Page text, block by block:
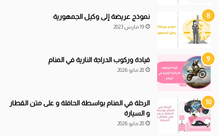
نموذج عريضة إلى وكيل الجمهورية
19 مارس 2023
قيادةوركوب الدراجة النارية في المنام
28 مايو 2026
الرحلة في المنام بواسطة الحافلة و على متن القطار
و السيارة
28 مايو 2026